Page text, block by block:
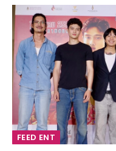
FEED ENT